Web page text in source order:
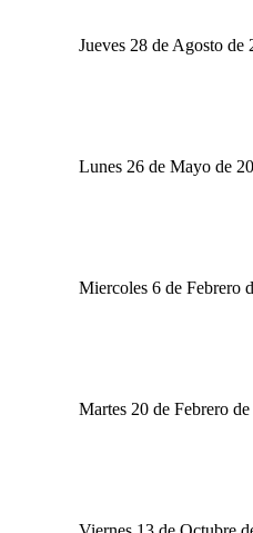
Jueves 28 de Agosto de
Lunes 26 de Mayo de
Miercoles 6 de Febrero
Martes 20 de Febrero